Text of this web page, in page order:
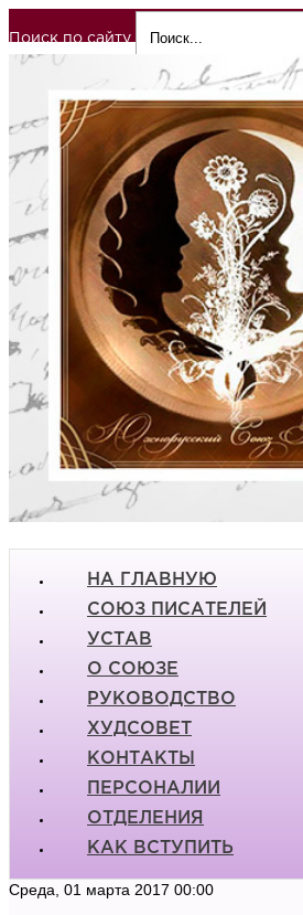
Поиск по сайту
НА ГЛАВНУЮ
СОЮЗ ПИСАТЕЛЕЙ
УСТАВ
О СОЮЗЕ
РУКОВОДСТВО
ХУДСОВЕТ
КОНТАКТЫ
ПЕРСОНАЛИИ
ОТДЕЛЕНИЯ
КАК ВСТУПИТЬ
Среда, 01 марта 2017 00:00